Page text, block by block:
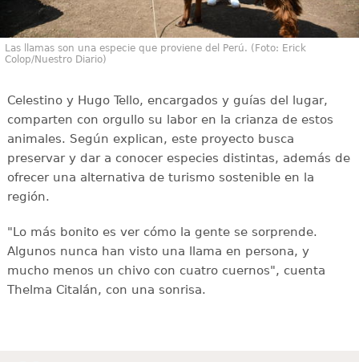
Las llamas son una especie que proviene del Perú. (Foto: Erick
Colop/Nuestro Diario)
Celestino y Hugo Tello, encargados y guías del lugar,
comparten con orgullo su labor en la crianza de estos
animales. Según explican, este proyecto busca
preservar y dar a conocer especies distintas, además de
ofrecer una alternativa de turismo sostenible en la
región.
"Lo más bonito es ver cómo la gente se sorprende.
Algunos nunca han visto una llama en persona, y
mucho menos un chivo con cuatro cuernos", cuenta
Thelma Citalán, con una sonrisa.